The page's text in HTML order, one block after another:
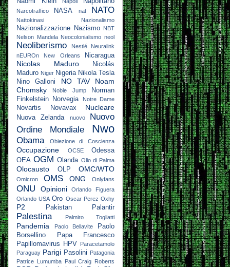
Narcotraffico NASA nat NATO
Nattokinasi Nazionalismo
Nazionalizzazione Nazismo
NBT
Nelson Mandela Neocolonialismo neol
Neoliberismo Nestlé
Neuralink
nEUROn
New Orleans Nicaragua
Nicolas Maduro
Nicolás
Maduro Niger Nigeria Nikola Tesla
Nino Galloni
NO TAV
Noam
Chomsky
Noble Jump
Norman
Finkelstein
Norvegia Notre Dame
Novartis Novavax Nucleare
Nuova Zelanda nuovo
Nuovo
Ordine Mondiale
Nwo
Obama Obiezione di Coscienza
Occupazione OCSE
Odessa
OEA OGM Olanda Olio di Palma
Olocausto OLP OMC/WTO
Omicron OMS ONG Onlyfans
ONU Opinioni
Orlando Figuera
Orlando USA Oro Oscar Perez Oxhy
P2 Pakistan Palantir
Palestina Palmiro Togliatti
Pandemia Paolo Bellavite
Paolo
Borsellino
Papa Francesco
Papillomavirus HPV
Paracetamolo
Paraguay Parigi Pasolini Patagonia
Patrice Lumumba
Paul Craig Roberts